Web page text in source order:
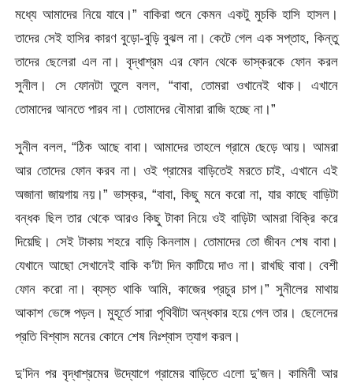
মধ্যে আমাদের নিয়ে যাবে।” বাকিরা শুনে কেমন একটু মুচকি হাসি হাসল।
তাদের সেই হাসির কারণ বুড়ো-বুড়ি বুঝল না। কেটে গেল এক সপ্তাহ, কিন্তু
তাদের ছেলেরা এল না। বৃদ্ধাশ্রম এর ফোন থেকে ভাস্করকে ফোন করল
সুনীল। সে ফোনটা তুলে বলল, “বাবা, তোমরা ওখানেই থাক। এখানে
তোমাদের আনতে পারব না। তোমাদের বৌমারা রাজি হচ্ছে না।”
সুনীল বলল, “ঠিক আছে বাবা। আমাদের তাহলে গ্রামে ছেড়ে আয়। আমরা
আর তোদের ফোন করব না। ওই গ্রামের বাড়িতেই মরতে চাই, এখানে এই
অজানা জায়গায় নয়।” ভাস্কর, “বাবা, কিছু মনে করো না, যার কাছে বাড়িটা
বন্ধক ছিল তার থেকে আরও কিছু টাকা নিয়ে ওই বাড়িটা আমরা বিক্রি করে
দিয়েছি। সেই টাকায় শহরে বাড়ি কিনলাম। তোমাদের তো জীবন শেষ বাবা।
যেখানে আছো সেখানেই বাকি ক’টা দিন কাটিয়ে দাও না। রাখছি বাবা। বেশী
ফোন করো না। ব্যস্ত থাকি আমি, কাজের প্রচুর চাপ।” সুনীলের মাথায়
আকাশ ভেঙ্গে পড়ল। মুহূর্তে সারা পৃথিবীটা অন্ধকার হয়ে গেল তার। ছেলেদের
প্রতি বিশ্বাস মনের কোনে শেষ নিঃশ্বাস ত্যাগ করল।
দু’দিন পর বৃদ্ধাশ্রমের উদ্যোগে গ্রামের বাড়িতে এলো দু’জন। কামিনী আর